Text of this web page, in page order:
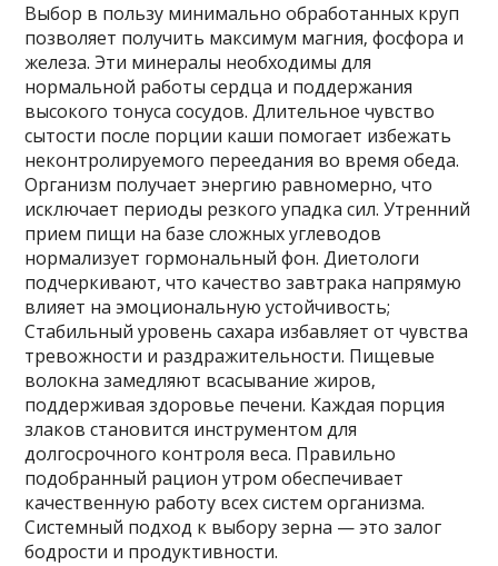
Выбор в пользу минимально обработанных круп
позволяет получить максимум магния‚ фосфора и
железа. Эти минералы необходимы для
нормальной работы сердца и поддержания
высокого тонуса сосудов. Длительное чувство
сытости после порции каши помогает избежать
неконтролируемого переедания во время обеда.
Организм получает энергию равномерно‚ что
исключает периоды резкого упадка сил. Утренний
прием пищи на базе сложных углеводов
нормализует гормональный фон. Диетологи
подчеркивают‚ что качество завтрака напрямую
влияет на эмоциональную устойчивость;
Стабильный уровень сахара избавляет от чувства
тревожности и раздражительности. Пищевые
волокна замедляют всасывание жиров‚
поддерживая здоровье печени. Каждая порция
злаков становится инструментом для
долгосрочного контроля веса. Правильно
подобранный рацион утром обеспечивает
качественную работу всех систем организма.
Системный подход к выбору зерна — это залог
бодрости и продуктивности.